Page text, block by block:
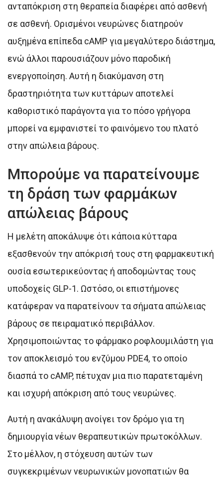
ανταπόκριση στη θεραπεία διαφέρει από ασθενή
σε ασθενή. Ορισμένοι νευρώνες διατηρούν
αυξημένα επίπεδα cAMP για μεγαλύτερο διάστημα,
ενώ άλλοι παρουσιάζουν μόνο παροδική
ενεργοποίηση. Αυτή η διακύμανση στη
δραστηριότητα των κυττάρων αποτελεί
καθοριστικό παράγοντα για το πόσο γρήγορα
μπορεί να εμφανιστεί το φαινόμενο του πλατό
στην απώλεια βάρους.
Μπορούμε να παρατείνουμε
τη δράση των φαρμάκων
απώλειας βάρους
Η μελέτη αποκάλυψε ότι κάποια κύτταρα
εξασθενούν την απόκρισή τους στη φαρμακευτική
ουσία εσωτερικεύοντας ή αποδομώντας τους
υποδοχείς GLP-1. Ωστόσο, οι επιστήμονες
κατάφεραν να παρατείνουν τα σήματα απώλειας
βάρους σε πειραματικό περιβάλλον.
Χρησιμοποιώντας το φάρμακο ροφλουμιλάστη για
τον αποκλεισμό του ενζύμου PDE4, το οποίο
διασπά το cAMP, πέτυχαν μια πιο παρατεταμένη
και ισχυρή απόκριση από τους νευρώνες.
Αυτή η ανακάλυψη ανοίγει τον δρόμο για τη
δημιουργία νέων θεραπευτικών πρωτοκόλλων.
Στο μέλλον, η στόχευση αυτών των
συγκεκριμένων νευρωνικών μονοπατιών θα